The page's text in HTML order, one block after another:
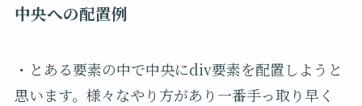
中央への配置例
・とある要素の中で中央にdiv要素を配置しようと
思います。様々なやり方があり一番手っ取り早く